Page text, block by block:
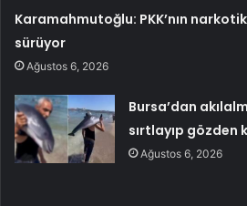
Karamahmutoğlu: PKK’nın
sürüyor
Ağustos 6, 2026
Bursa’dan
sırtlayıp gözden
Ağustos 6, 2026